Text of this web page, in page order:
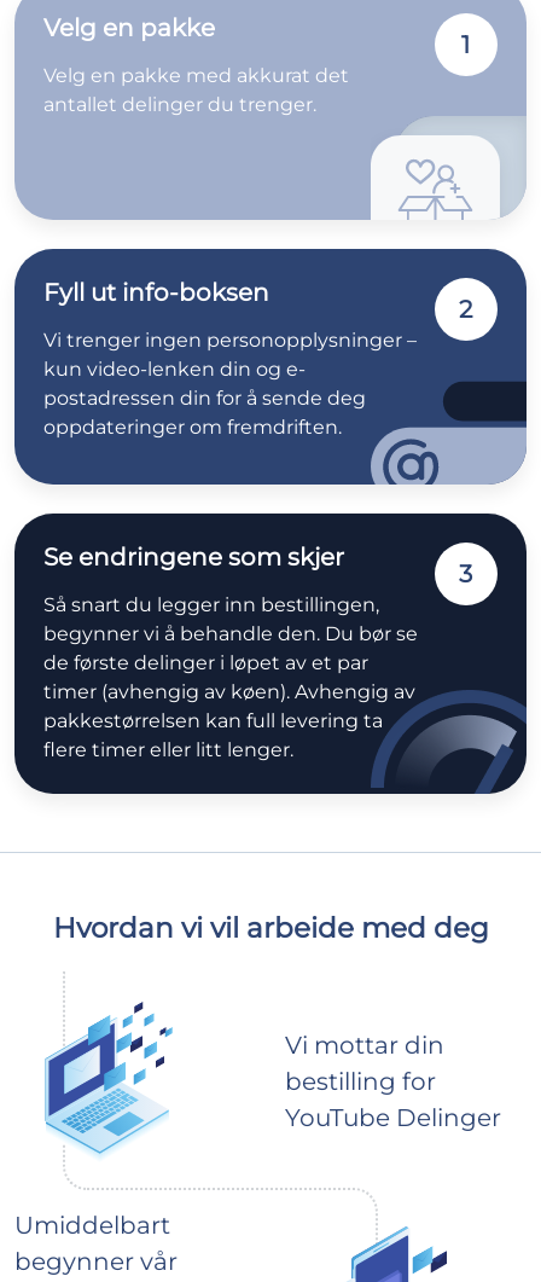
Velg en pakke
Velg en pakke med akkurat det
antallet delinger du trenger.
1
Fyll ut info-boksen
Vi trenger ingen personopplysninger –
kun video-lenken din og e-
postadressen din for å sende deg
oppdateringer om fremdriften.
2
Se endringene som skjer
Så snart du legger inn bestillingen,
begynner vi å behandle den. Du bør se
de første delinger i løpet av et par
timer (avhengig av køen). Avhengig av
pakkestørrelsen kan full levering ta
flere timer eller litt lenger.
3
Hvordan vi vil arbeide med deg
Vi mottar din
bestilling for
YouTube Delinger
Umiddelbart
begynner vår